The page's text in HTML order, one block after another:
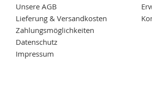
16.01.2017:
- Visa &
12.01.2017: JETZT NEU- giropay,
05.09.2016: NEUE Topseller bei
11.08.2016: Gerade entsteht unser
Unsere AGB
Lieferung & Versandkosten
Zahlungsmöglichkeiten
Datenschutz
Impressum